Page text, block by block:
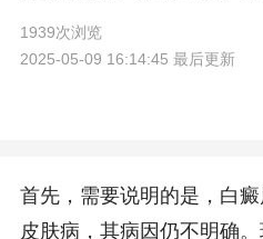
1939次浏览
2025-05-09 16:14:45 最后更新
首先，需要说明的是，白
皮肤病，其病因仍不明确